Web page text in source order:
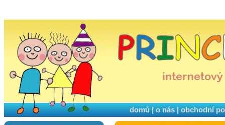
domů|o nás|obchodní